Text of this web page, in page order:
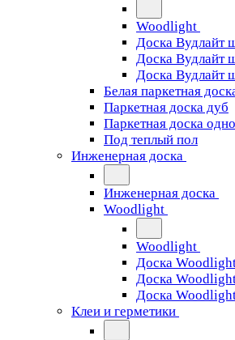
Woodlight
Доска Вудлайт
Доска Вудлайт
Доска Вудлайт
Белая паркетная
Паркетная доска дуб
Паркетная доска
Под теплый пол
Инженерная доска
Инженерная доска
Woodlight
Woodlight
Доска
Доска
Доска
Клеи и герметики